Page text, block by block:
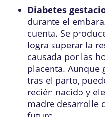
Diabetes
durante el
cuenta. Se
logra superar la
causada por las
placenta. Aunque
tras el parto,
recién nacido y
madre desarrolle